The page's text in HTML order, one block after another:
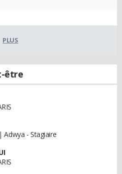
PLUS
être
- Stagiaire